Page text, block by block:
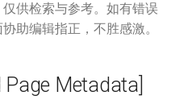
供检索与参考。如有错误
助编辑指正，不胜感激。
Metadata]